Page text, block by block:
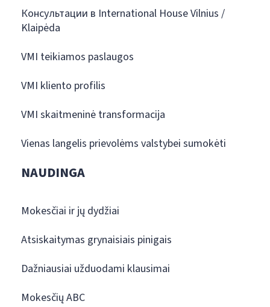
Консультации в International House Vilnius /
Klaipėda
VMI teikiamos paslaugos
VMI kliento profilis
VMI skaitmeninė transformacija
Vienas langelis prievolėms valstybei sumokėti
NAUDINGA
Mokesčiai ir jų dydžiai
Atsiskaitymas grynaisiais pinigais
Dažniausiai užduodami klausimai
Mokesčių ABC